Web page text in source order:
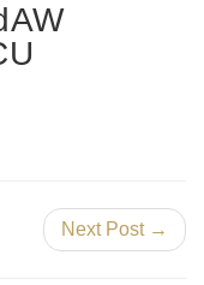
Next Post →